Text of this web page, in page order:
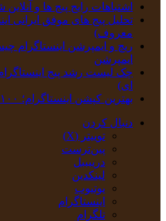
اشتباهات رایج پیج ها و
تحلیل پیج‌ های موفق ایرانی
معروف)
ایمپرشن
چک‌ لیست رشد پیج
ای)
بهترین کپشن‌ اینستاگرام؛ ۱۰۰+ متن خاص فارسی و انگلیسی
دنبال کردن
توییتر (X)
‫پین‌ترست
دریبببل
لینکدین
یوتیوب
اینستاگرام
تلگرام